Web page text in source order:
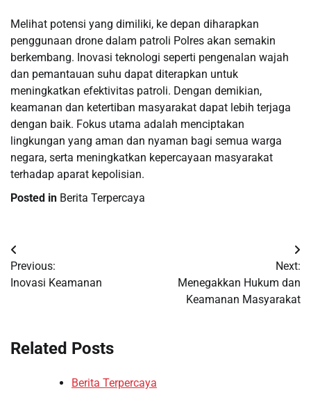
Melihat potensi yang dimiliki, ke depan diharapkan
penggunaan drone dalam patroli Polres akan semakin
berkembang. Inovasi teknologi seperti pengenalan wajah
dan pemantauan suhu dapat diterapkan untuk
meningkatkan efektivitas patroli. Dengan demikian,
keamanan dan ketertiban masyarakat dapat lebih terjaga
dengan baik. Fokus utama adalah menciptakan
lingkungan yang aman dan nyaman bagi semua warga
negara, serta meningkatkan kepercayaan masyarakat
terhadap aparat kepolisian.
Posted in Berita Terpercaya
Post
navigation
Previous:
Inovasi Keamanan
Next:
Menegakkan Hukum dan
Keamanan Masyarakat
Related Posts
Berita Terpercaya